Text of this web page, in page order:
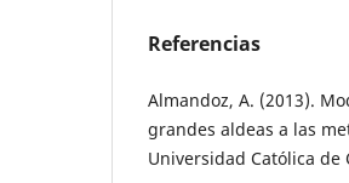
Referencias
Almandoz, A. (2013).
grandes aldeas a las
Universidad Católica de